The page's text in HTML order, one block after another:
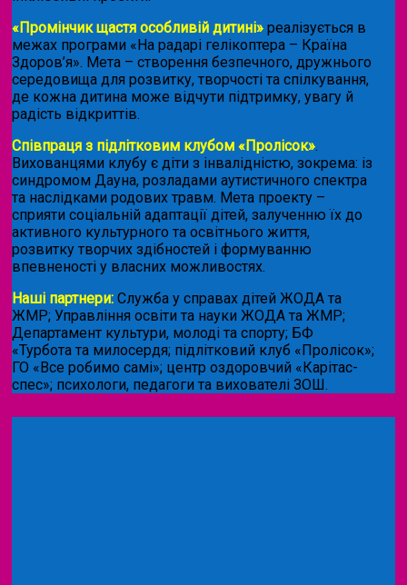
«Промінчик щастя особливій дитині» реалізується в
межах програми «На радарі гелікоптера – Країна
Здоров’я». Мета – створення безпечного, дружнього
середовища для розвитку, творчості та спілкування,
де кожна дитина може відчути підтримку, увагу й
радість відкриттів.
Співпраця з підлітковим клубом «Пролісок».
Вихованцями клубу є діти з інвалідністю, зокрема: із
синдромом Дауна, розладами аутистичного спектра
та наслідками родових травм. Мета проекту –
сприяти соціальній адаптації дітей, залученню їх до
активного культурного та освітнього життя,
розвитку творчих здібностей і формуванню
впевненості у власних можливостях.
Наші партнери: Служба у справах дітей ЖОДА та
ЖМР; Управління освіти та науки ЖОДА та ЖМР;
Департамент культури, молоді та спорту; БФ
«Турбота та милосердя; підлітковий клуб «Пролісок»;
ГО «Все робимо самі»; центр оздоровчий «Карітас-
спес»; психологи, педагоги та вихователі ЗОШ.